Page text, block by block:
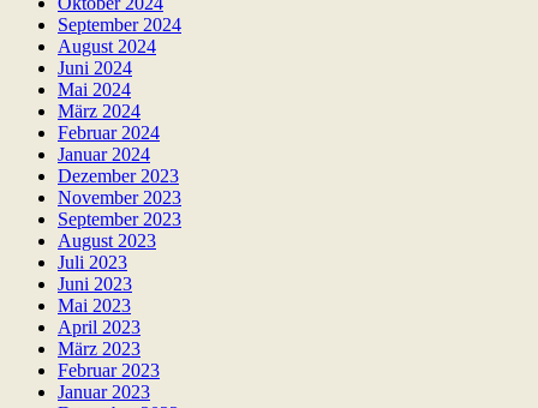
September 2024
August 2024
Juni 2024
Mai 2024
März 2024
Februar 2024
Januar 2024
Dezember 2023
November 2023
September 2023
August 2023
Juli 2023
Juni 2023
Mai 2023
April 2023
März 2023
Februar 2023
Januar 2023